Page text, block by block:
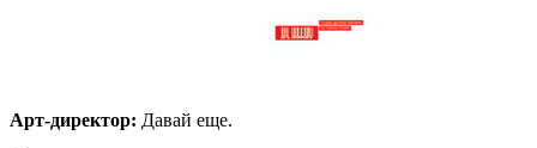
Арт-директор: Давай еще.